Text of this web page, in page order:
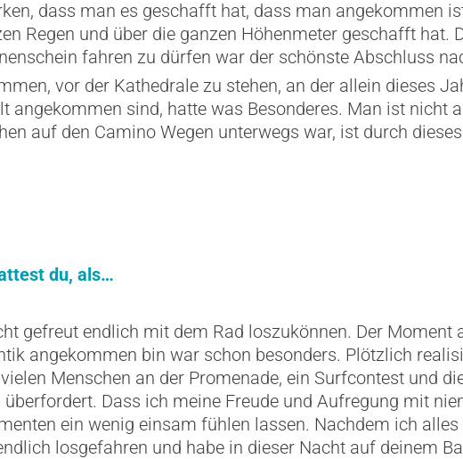
dass man es geschafft hat, dass man angekommen
Regen und über die ganzen Höhenmeter geschafft hat.
fahren zu dürfen war der schönste Abschluss
vor der Kathedrale zu stehen, an der allein dieses
angekommen sind, hatte was Besonderes. Man ist nicht
auf den Camino Wegen unterwegs war, ist durch
du, als…
gefreut endlich mit dem Rad loszukönnen. Der Moment
angekommen bin war schon besonders. Plötzlich
Menschen an der Promenade, ein Surfcontest und
Dass ich meine Freude und Aufregung mit
ein wenig einsam fühlen lassen. Nachdem ich
losgefahren und habe in dieser Nacht auf deinem